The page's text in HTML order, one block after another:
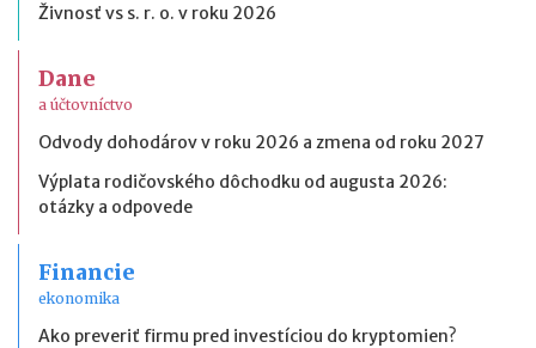
Živnosť vs s. r. o. v roku 2026
Dane
a účtovníctvo
Odvody dohodárov v roku 2026 a zmena od roku 2027
Výplata rodičovského dôchodku od augusta 2026:
otázky a odpovede
Financie
ekonomika
Ako preveriť firmu pred investíciou do kryptomien?